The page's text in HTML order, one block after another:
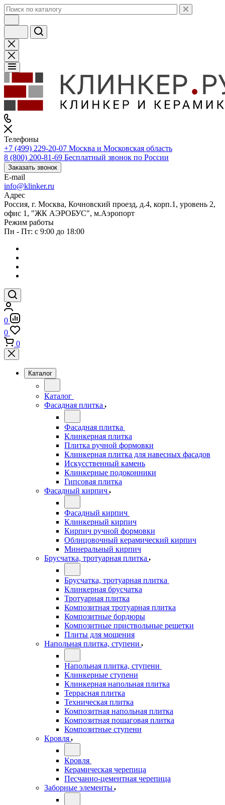
Телефоны
+7 (499) 229-20-07 Москва и Московская область
8 (800) 200-81-69 Бесплатный звонок по России
Заказать звонок
E-mail
info@klinker.ru
Адрес
Россия, г. Москва, Кочновский проезд, д.4, корп.1, уровень 2,
офис 1, "ЖК АЭРОБУС", м.Аэропорт
Режим работы
Пн - Пт: с 9:00 до 18:00
0
0
0
Каталог
Каталог
Фасадная плитка
Фасадная плитка
Клинкерная плитка
Плитка ручной формовки
Клинкерная плитка для навесных фасадов
Искусственный камень
Клинкерные подоконники
Гипсовая плитка
Фасадный кирпич
Фасадный кирпич
Клинкерный кирпич
Кирпич ручной формовки
Облицовочный керамический кирпич
Минеральный кирпич
Брусчатка, тротуарная плитка
Брусчатка, тротуарная плитка
Клинкерная брусчатка
Тротуарная плитка
Композитная тротуарная плитка
Композитные бордюры
Композитные приствольные решетки
Плиты для мощения
Напольная плитка, ступени
Напольная плитка, ступени
Клинкерные ступени
Клинкерная напольная плитка
Террасная плитка
Техническая плитка
Композитная напольная плитка
Композитная пошаговая плитка
Композитные ступени
Кровля
Кровля
Керамическая черепица
Песчанно-цементная черепица
Заборные элементы